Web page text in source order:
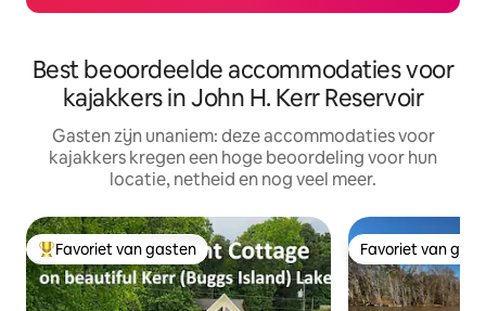
Best beoordeelde accommodaties voor
kajakkers in John H. Kerr Reservoir
Gasten zijn unaniem: deze accommodaties voor
kajakkers kregen een hoge beoordeling voor hun
locatie, netheid en nog veel meer.
Topfavoriet van gasten
Favoriet van gasten Favoriet van
Favoriet van